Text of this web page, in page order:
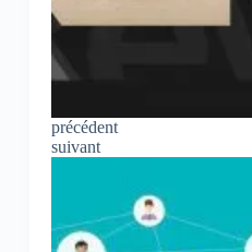
précédent
suivant